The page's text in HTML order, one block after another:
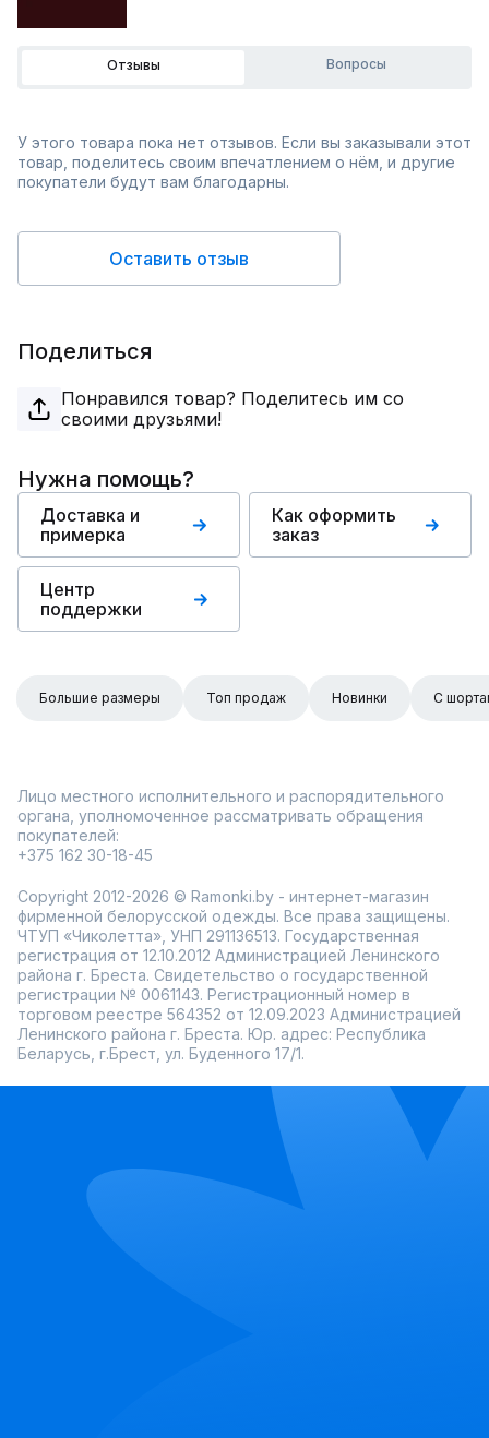
Отзывы Вопросы
У этого товара пока нет отзывов. Если вы заказывали этот
товар, поделитесь своим впечатлением о нём, и другие
покупатели будут вам благодарны.
Оставить отзыв
Поделиться
Понравился товар? Поделитесь им со
своими друзьями!
Нужна помощь?
Доставка и
примерка
Как оформить
заказ
Центр
поддержки
Большие размеры Топ продаж Новинки С
Лицо местного исполнительного и распорядительного
органа, уполномоченное рассматривать обращения
покупателей:
+375 162 30-18-45
Copyright 2012-2026 © Ramonki.by - интернет-магазин
фирменной белорусской одежды. Все права защищены.
ЧТУП «Чиколетта», УНП 291136513. Государственная
регистрация от 12.10.2012 Администрацией Ленинского
района г. Бреста. Свидетельство о государственной
регистрации № 0061143. Регистрационный номер в
торговом реестре 564352 от 12.09.2023 Администрацией
Ленинского района г. Бреста. Юр. адрес: Республика
Беларусь, г.Брест, ул. Буденного 17/1.